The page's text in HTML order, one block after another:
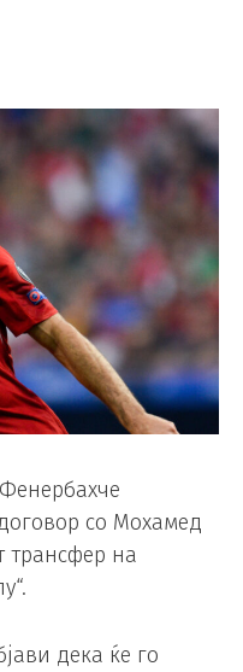
со Мохамед
трансфер на
дека ќе го